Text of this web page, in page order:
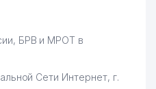
БРВ и МРОТ в
Сети Интернет, г.